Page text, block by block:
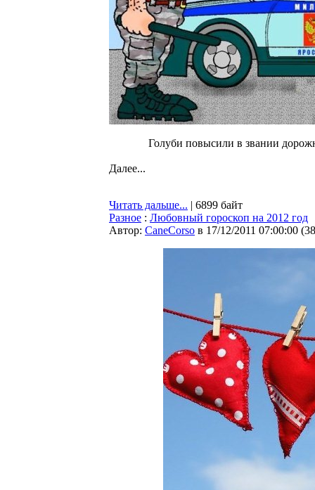
Голуби повысили в звании
Далее...
Читать дальше... | 6899 байт
Разное : Любовный гороскоп на 2012 год
Автор: CaneCorso в 17/12/2011 07:00:00 (